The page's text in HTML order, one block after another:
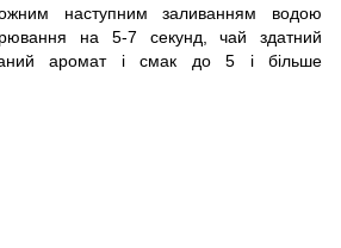
наступним заливанням водою
на 5-7 секунд, чай здатний
аромат і смак до 5 і більше